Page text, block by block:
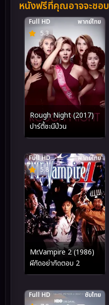
หนังฟรีที่คุณอาจจะชอบ
5.3
Full HD พากย์ไทย
Rough Night (2017)
ปาร์ตี้ชะนีป่วน
5.8
Full HD พากย์ไทย
Mr.Vampire 2 (1986)
ผีกัดอย่ากัดตอบ 2
Full HD ซับไทย